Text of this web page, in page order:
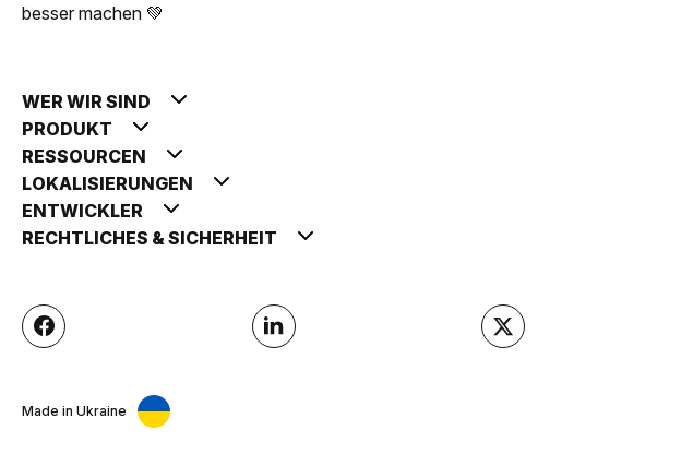
besser machen 💚
WER WIR SIND
PRODUKT
RESSOURCEN
LOKALISIERUNGEN
ENTWICKLER
RECHTLICHES & SICHERHEIT
Made in Ukraine